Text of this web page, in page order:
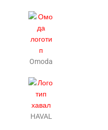
Omoda
HAVAL